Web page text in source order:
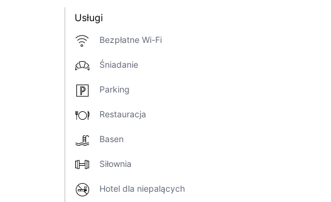
Usługi
Bezpłatne Wi-Fi
Śniadanie
Parking
Restauracja
Basen
Siłownia
Hotel dla niepalących